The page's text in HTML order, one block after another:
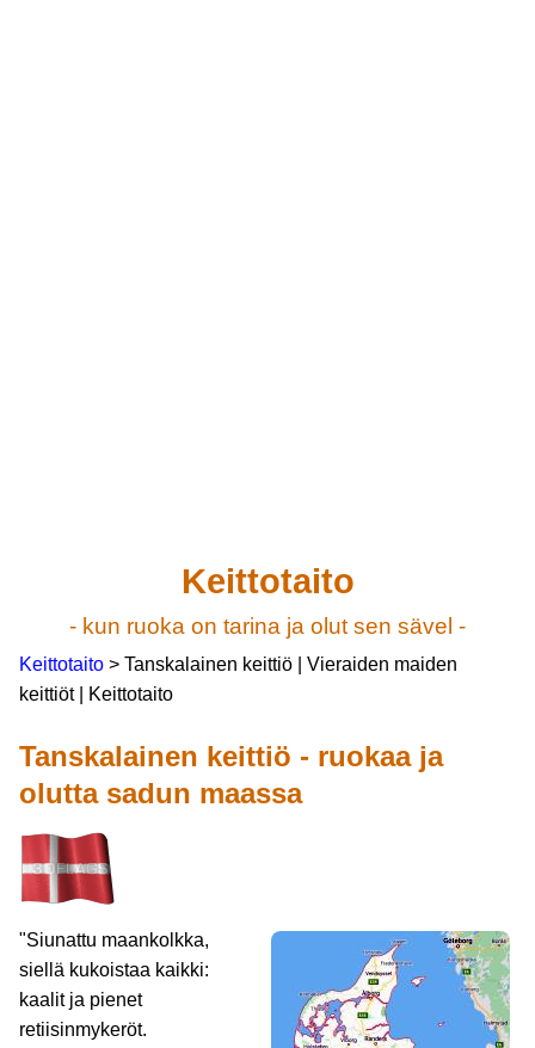
Keittotaito
- kun ruoka on tarina ja olut sen sävel -
Keittotaito > Tanskalainen keittiö | Vieraiden maiden
keittiöt | Keittotaito
Tanskalainen keittiö - ruokaa ja
olutta sadun maassa
"Siunattu maankolkka,
siellä kukoistaa kaikki:
kaalit ja pienet
retiisinmykeröt.